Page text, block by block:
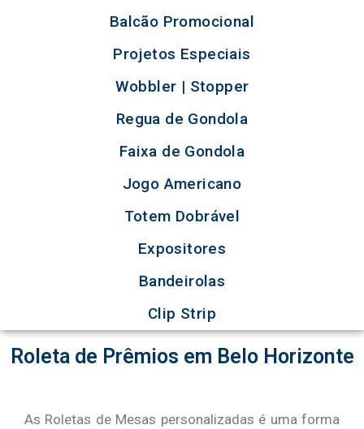
Balcão Promocional
Projetos Especiais
Wobbler | Stopper
Regua de Gondola
Faixa de Gondola
Jogo Americano
Totem Dobrável
Expositores
Bandeirolas
Clip Strip
Roleta de Prêmios em Belo Horizonte
As Roletas de Mesas personalizadas é uma forma